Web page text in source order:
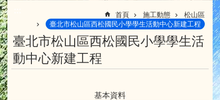
首頁 施工動態
松山區
臺北市松山區西松國民小學學生活動中心新建工程
臺北市松山區西松國民小學學生活
動中心新建工程
基本資料